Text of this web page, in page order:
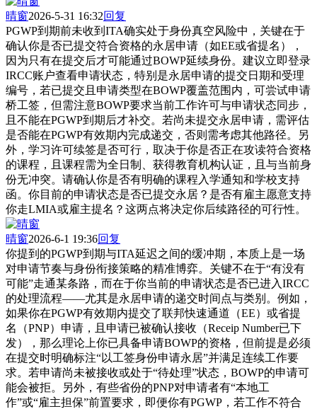
晴窗2026-5-31 16:32回复
PGWP到期前未收到ITA确实处于身份真空风险中，关键在于
确认你是否已提交符合资格的永居申请（如EE或省提名），
因为只有在提交后才可能通过BOWP延续身份。建议立即登录
IRCC账户查看申请状态，特别是永居申请的提交日期和受理
编号，若已提交且申请类型在BOWP覆盖范围内，可尝试申请
桥工签，但需注意BOWP要求当前工作许可与申请状态同步，
且不能在PGWP到期后才补交。若尚未提交永居申请，需评估
是否能在PGWP有效期内完成递交，否则需考虑其他路径。另
外，学习许可续签是否可行，取决于你是否正在攻读符合资格
的课程，且课程需为全日制、获得教育机构认证，且与当前身
份无冲突。请确认你是否有明确的课程入学通知和学校支持
函。你目前的申请状态是否已提交永居？是否有雇主愿意支持
你走LMIA或雇主提名？这两点将决定你后续路径的可行性。
晴窗2026-6-1 19:36回复
你提到的PGWP到期与ITA延迟之间的缓冲期，本质上是一场
对申请节奏与身份衔接策略的精准博弈。关键不在于“有没有
可能”走通某条路，而在于你当前的申请状态是否已进入IRCC
的处理流程——尤其是永居申请的递交时间点与类别。例如，
如果你在PGWP有效期内提交了联邦快速通道（EE）或省提
名（PNP）申请，且申请已被确认接收（Receip Number已下
发），那么理论上你已具备申请BOWP的资格，但前提是必须
在提交时明确标注“以工签身份申请永居”并满足连续工作要
求。若申请尚未被接收或处于“待处理”状态，BOWP的申请可
能会被拒。另外，有些省份的PNP对申请者有“本地工
作”或“雇主担保”前置要求，即便你有PGWP，若工作不符合